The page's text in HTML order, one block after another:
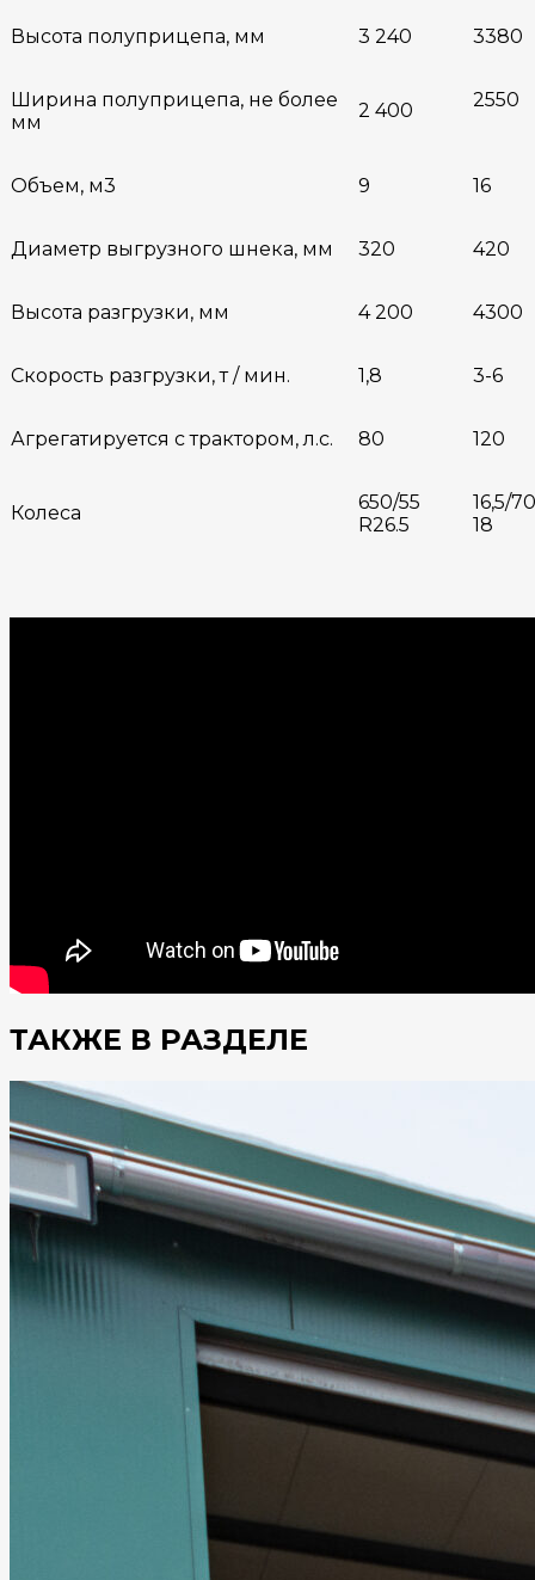
Высота полуприцепа, мм 3 240 3380
Ширина полуприцепа, не более
мм
2 400 2550
Объем, м3 9 16
Диаметр выгрузного шнека, мм 320 420
Высота разгрузки, мм 4 200 4300
Скорость разгрузки, т / мин. 1,8 3-6
Агрегатируется с трактором, л.с. 80 120
Колеса
650/55
R26.5
16,5/
18
ТАКЖЕ В РАЗДЕЛЕ